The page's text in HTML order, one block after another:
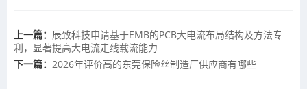
上一篇： 辰致科技申请基于EMB的PCB大电流布局结构及方法专
利，显著提高大电流走线载流能力
下一篇： 2026年评价高的东莞保险丝制造厂供应商有哪些